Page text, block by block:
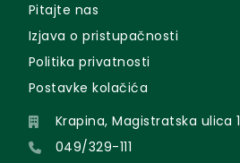
Pitajte nas
Izjava o pristupačnosti
Politika privatnosti
Postavke kolačića
Krapina, Magistratska ulica 1
049/329-111